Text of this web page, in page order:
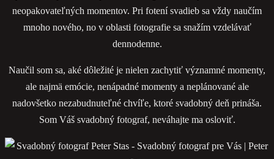
neopakovateľných momentov. Pri fotení svadieb sa vždy naučím
mnoho nového, no v oblasti fotografie sa snažím vzdelávať
dennodenne.
Naučil som sa, aké dôležité je nielen zachytiť významné momenty,
ale najmä emócie, nenápadné momenty a neplánované ale
nadovšetko nezabudnuteľné chvíľe, ktoré svadobný deň prináša.
Som Váš svadobný fotograf, neváhajte ma osloviť.